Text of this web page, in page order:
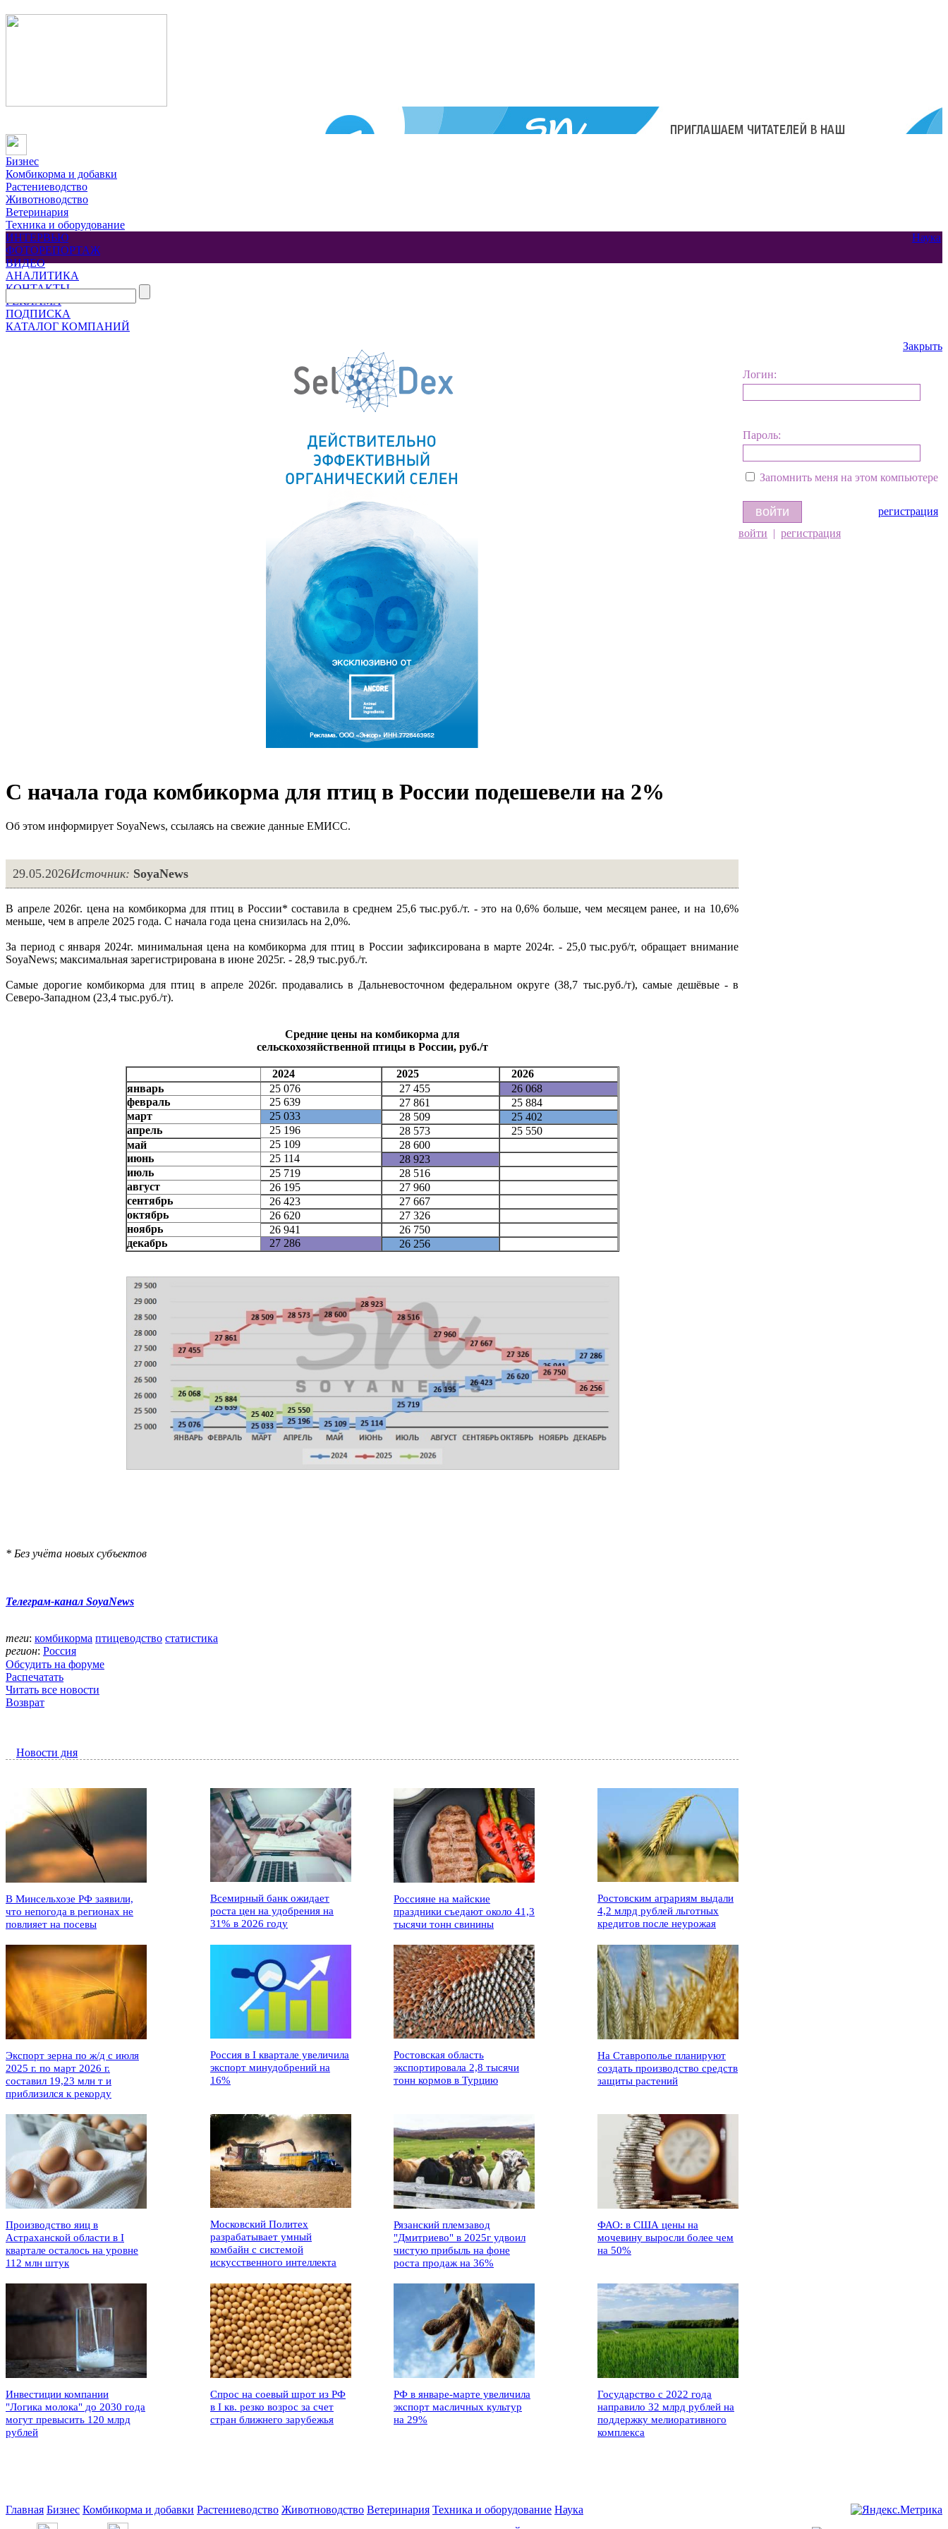
Бизнес
Комбикорма и добавки
Растениеводство
Животноводство
Ветеринария
Техника и оборудование
Наука
ИНТЕРВЬЮ
ФОТОРЕПОРТАЖ
ВИДЕО
АНАЛИТИКА
КОНТАКТЫ
РЕКЛАМА
ПОДПИСКА
КАТАЛОГ КОМПАНИЙ
Закрыть
Логин:
Пароль:
Запомнить меня на этом компьютере
регистрация
войти | регистрация
С начала года комбикорма для птиц в России подешевели на 2%
Об этом информирует SoyaNews, ссылаясь на свежие данные ЕМИСС.
29.05.2026Источник: SoyaNews
В апреле 2026г. цена на комбикорма для птиц в России* составила в среднем 25,6 тыс.руб./т. - это на 0,6% больше, чем месяцем ранее, и на 10,6%
меньше, чем в апреле 2025 года. С начала года цена снизилась на 2,0%.
За период с января 2024г. минимальная цена на комбикорма для птиц в России зафиксирована в марте 2024г. - 25,0 тыс.руб/т, обращает внимание
SoyaNews; максимальная зарегистрирована в июне 2025г. - 28,9 тыс.руб./т.
Самые дорогие комбикорма для птиц в апреле 2026г. продавались в Дальневосточном федеральном округе (38,7 тыс.руб./т), самые дешёвые - в
Северо-Западном (23,4 тыс.руб./т).
Средние цены на комбикорма для
сельскохозяйственной птицы в России, руб./т
2024 2025
2026
январь
25 076 27 455
26 068
февраль
25 639 27 861
25 884
март
25 033 28 509
25 402
апрель
25 196 28 573
25 550
май
25 109
28 600
июнь
25 114
28 923
июль
25 719
28 516
август
26 195
27 960
сентябрь
26 423
27 667
октябрь
26 620
27 326
ноябрь
26 941
26 750
декабрь
27 286 26 256
* Без учёта новых субъектов
Телеграм-канал SoyaNews
теги: комбикорма птицеводство статистика
регион: Россия
Обсудить на форуме
Распечатать
Читать все новости
Возврат
Новости дня
В Минсельхозе РФ заявили,
что непогода в регионах не
повлияет на посевы
Всемирный банк ожидает
роста цен на удобрения на
31% в 2026 году
Россияне на майские
праздники съедают около 41,3
тысячи тонн свинины
Ростовским аграриям выдали
4,2 млрд рублей льготных
кредитов после неурожая
Экспорт зерна по ж/д с июля
2025 г. по март 2026 г.
составил 19,23 млн т и
приблизился к рекорду
Россия в I квартале увеличила
экспорт минудобрений на
16%
Ростовская область
экспортировала 2,8 тысячи
тонн кормов в Турцию
На Ставрополье планируют
создать производство средств
защиты растений
Производство яиц в
Астраханской области в I
квартале осталось на уровне
112 млн штук
Московский Политех
разрабатывает умный
комбайн с системой
искусственного интеллекта
Рязанский племзавод
"Дмитриево" в 2025г удвоил
чистую прибыль на фоне
роста продаж на 36%
ФАО: в США цены на
мочевину выросли более чем
на 50%
Инвестиции компании
"Логика молока" до 2030 года
могут превысить 120 млрд
рублей
Спрос на соевый шрот из РФ
в I кв. резко возрос за счет
стран ближнего зарубежья
РФ в январе-марте увеличила
экспорт масличных культур
на 29%
Государство с 2022 года
направило 32 млрд рублей на
поддержку мелиоративного
комплекса
Главная Бизнес Комбикорма и добавки Растениеводство Животноводство Ветеринария Техника и оборудование Наука